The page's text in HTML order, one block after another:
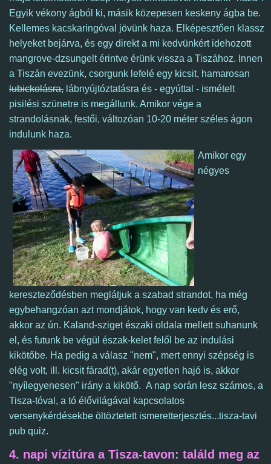
Egyik vékony ágból ki, másik közepesen keskeny ágba be.
Kellemes kacskaringóval jövünk haza. Elképesztően klassz
helyeket bejárva, és egy direkt a mi kedvünkért idehozott
mangrove-dzsungeltérintve érünk vissza a Tiszához. Innen
a Tiszán evezünk, csorgunk lefelé egy kicsit, hamarosan
lubickolásra, lábnyújtóztatásra és - egyúttal - ismételt
pisilési szünetre is megállunk. Amikor vége a
strandolásnak, festői, változóan 10-20 méter széles ágon
indulunk haza.
Amikor egy
négyes
kereszteződésben meglátjuk a szabad strandot, ha még
egybehangzóan azt mondjátok, hogy van kedv és erő,
akkor az ún. Kaland-sziget északi oldala mellett suhanunk
el, és futunk be végül észak-kelet felől be az indulási
kikötőbe. Ha pedig a válasz "nem", mert ennyi szépség is
elég volt, ill. kicsit fárad(t), akár egyetlen hajó is, akkor
"nyílegyenesen" irány a kikötő. A nap során lesz számos, a
Tisza-tóval, a tó élővilágával kapcsolatos
versenykérdésekbe öltöztetett ismeretterjesztés...tisza-tavi
pub quiz.
4. napi vízitúra a Tisza-tavon: találd meg az